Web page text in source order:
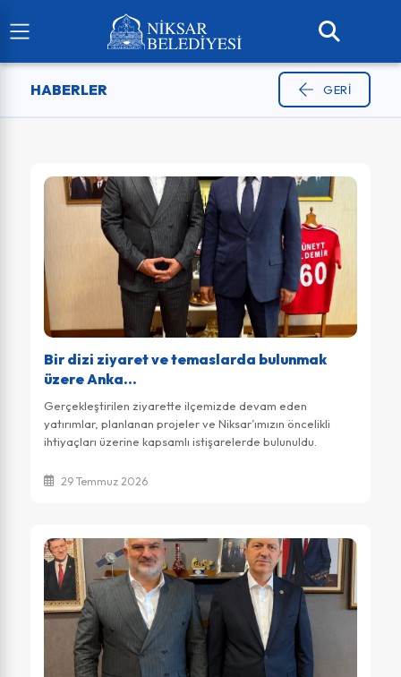
HABERLER GERI
Bir dizi ziyaret ve temaslarda bulunmak
üzere Anka...
Gerçekleştirilen ziyarette ilçemizde devam eden
yatırımlar, planlanan projeler ve Niksar’ımızın öncelikli
ihtiyaçları üzerine kapsamlı istişarelerde bulunuldu.
29 Temmuz 2026